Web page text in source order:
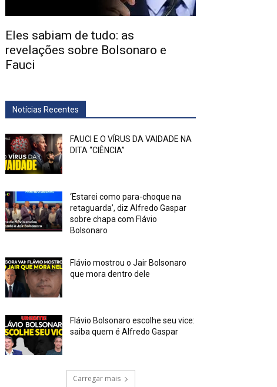
Eles sabiam de tudo: as
revelações sobre Bolsonaro e
Fauci
Notícias Recentes
FAUCI E O VÍRUS DA VAIDADE NA
DITA “CIÊNCIA”
‘Estarei como para-choque na
retaguarda’, diz Alfredo Gaspar
sobre chapa com Flávio
Bolsonaro
Flávio mostrou o Jair Bolsonaro
que mora dentro dele
Flávio Bolsonaro escolhe seu vice:
saiba quem é Alfredo Gaspar
Carregar mais